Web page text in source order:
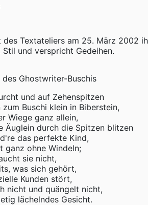
Textateliers am 25. März 2002
und verspricht Gedeihen.
Ghostwriter-Buschis
und auf Zehenspitzen
zum Buschi klein in Biberstein,
Wiege ganz allein,
Äuglein durch die Spitzen blitzen
das perfekte Kind,
ganz ohne Windeln;
sie nicht,
was sich gehört,
Kunden stört,
nicht und quängelt nicht,
lächelndes Gesicht.